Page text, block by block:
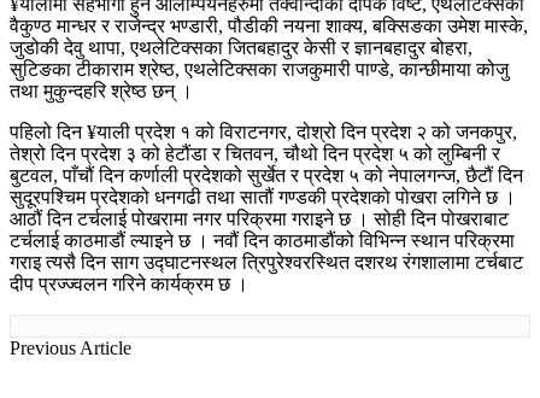
वैकुण्ठ मान्धर र राजेन्द्र भण्डारी, पौडीकी नयना शाक्य, बक्सिङका उमेश मास्के,
जुडोकी देवु थापा, एथलेटिक्सका जितबहादुर केसी र ज्ञानबहादुर बोहरा,
सुटिङका टीकाराम श्रेष्ठ, एथलेटिक्सका राजकुमारी पाण्डे, कान्छीमाया कोजु
तथा मुकुन्दहरि श्रेष्ठ छन् ।
पहिलो दिन ¥याली प्रदेश १ को विराटनगर, दोश्रो दिन प्रदेश २ को जनकपुर,
तेश्रो दिन प्रदेश ३ को हेटौंडा र चितवन, चौथो दिन प्रदेश ५ को लुम्बिनी र
बुटवल, पाँचौं दिन कर्णाली प्रदेशको सुर्खेत र प्रदेश ५ को नेपालगन्ज, छैटौं दिन
सुदूरपश्चिम प्रदेशको धनगढी तथा सातौं गण्डकी प्रदेशको पोखरा लगिने छ ।
आठौं दिन टर्चलाई पोखरामा नगर परिक्रमा गराइने छ । सोही दिन पोखराबाट
टर्चलाई काठमाडौं ल्याइने छ । नवौं दिन काठमाडौंको विभिन्न स्थान परिक्रमा
गराइ त्यसै दिन साग उद्घाटनस्थल त्रिपुरेश्वरस्थित दशरथ रंगशालामा टर्चबाट
दीप प्रज्ज्वलन गरिने कार्यक्रम छ ।
Previous Article